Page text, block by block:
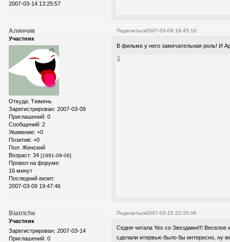
2007-03-14 13:25:57
Поделиться2007-03-09 19:45:10
Алинчик
Участник
Откуда: Тюмень
Зарегистрирован: 2007-03-09
Приглашений: 0
Сообщений: 2
Уважение: +0
Позитив: +0
Пол: Женский
Возраст: 34 [1991-09-06]
Провел на форуме:
16 минут
Последний визит:
2007-03-09 19:47:46
В фильме у него замечательная роль! И
0
Поделиться2007-03-15 22:35:06
Biatriche
Участник
Зарегистрирован: 2007-03-14
Приглашений: 0
Седня читала Yes со Звездами!!! Веселое
сделали итервью было бы интересно, ну